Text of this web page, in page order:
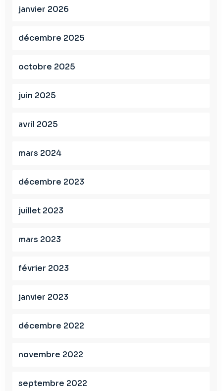
janvier 2026
décembre 2025
octobre 2025
juin 2025
avril 2025
mars 2024
décembre 2023
juillet 2023
mars 2023
février 2023
janvier 2023
décembre 2022
novembre 2022
septembre 2022